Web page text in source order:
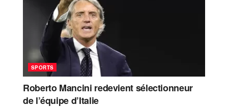
SPORTS
Roberto Mancini redevient sélectionneur
de l’équipe d’Italie